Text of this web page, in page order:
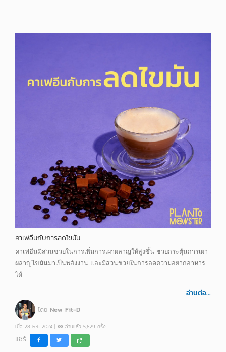
คาเฟอีนกับการลดไขมัน
คาเฟอีนมีส่วนช่วยในการเพิ่มการเผาผลาญให้สูงขึ้น ช่วยกระตุ้นการเผา
ผลาญไขมันมาเป็นพลังงาน และมีส่วนช่วยในการลดความอยากอาหาร
ได้
อ่านต่อ...
โดย New Fit-D
เมื่อ 28 Feb 2024 | อ่านแล้ว 5,629 ครั้ง
แชร์